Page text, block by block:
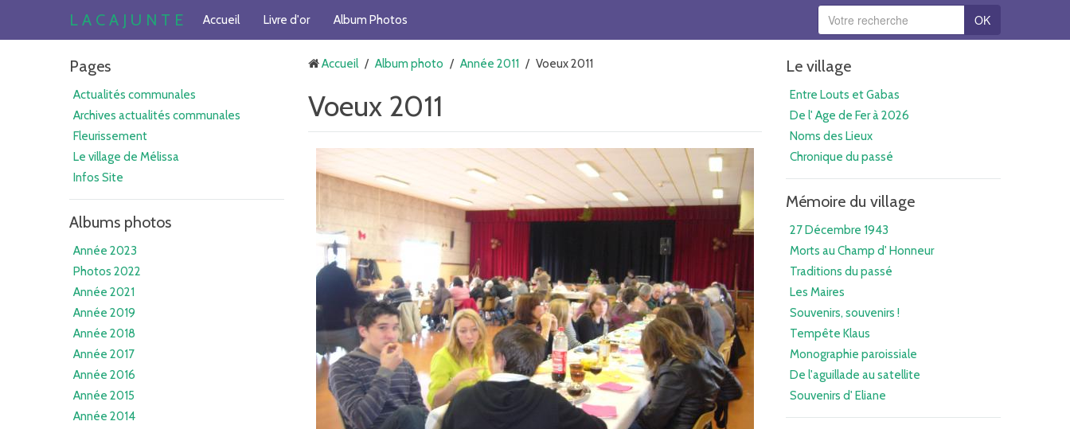
L A C A J U N T E Accueil Livre d'or Album Photos OK
Pages
Actualités communales
Archives actualités communales
Fleurissement
Le village de Mélissa
Infos Site
Albums photos
Année 2023
Photos 2022
Année 2021
Année 2019
Année 2018
Année 2017
Année 2016
Année 2015
Année 2014
Accueil / Album photo / Année 2011 / Voeux 2011
Voeux 2011
Le village
Entre Louts et Gabas
De l' Age de Fer à 2026
Noms des Lieux
Chronique du passé
Mémoire du village
27 Décembre 1943
Morts au Champ d' Honneur
Traditions du passé
Les Maires
Souvenirs, souvenirs !
Tempête Klaus
Monographie paroissiale
De l'aguillade au satellite
Souvenirs d' Eliane